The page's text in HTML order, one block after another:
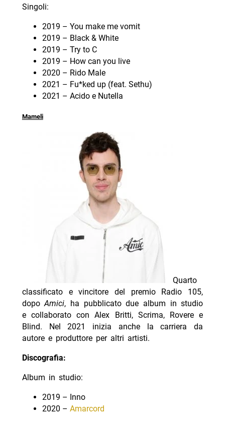
Singoli:
2019 – You make me vomit
2019 – Black & White
2019 – Try to C
2019 – How can you live
2020 – Rido Male
2021 – Fu*ked up (feat. Sethu)
2021 – Acido e Nutella
Mameli
Quarto
classificato e vincitore del premio Radio 105,
dopoAmici, ha pubblicato due album in studio
e collaborato con Alex Britti, Scrima, Rovere e
Blind. Nel 2021 inizia anche la carriera da
autore e produttore per altri artisti.
Discografia:
Album in studio:
2019 – Inno
2020 – Amarcord